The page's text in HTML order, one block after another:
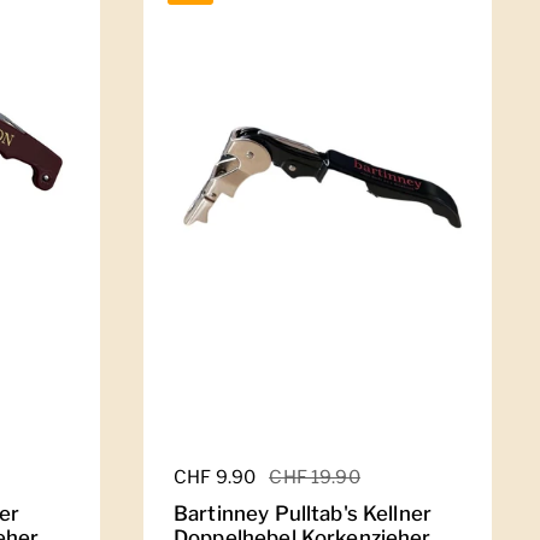
Regulärer Preis
CHF 9.90 Sale-Preis
CHF 19.90
Bartinney Pulltab's Kellner